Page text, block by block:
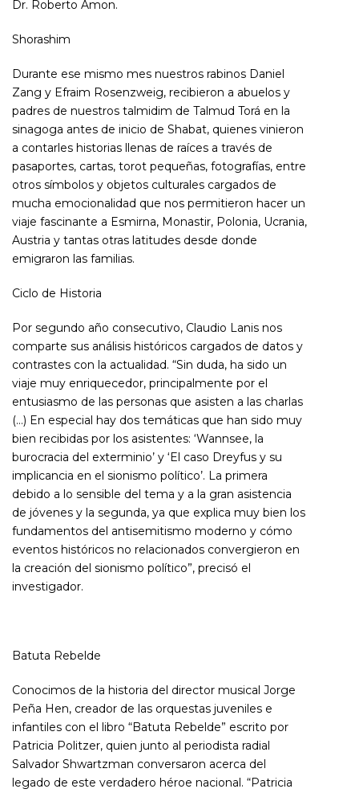
Dr. Roberto Amon.
Shorashim
Durante ese mismo mes nuestros rabinos Daniel
Zang y Efraim Rosenzweig, recibieron a abuelos y
padres de nuestros talmidim de Talmud Torá en la
sinagoga antes de inicio de Shabat, quienes vinieron
a contarles historias llenas de raíces a través de
pasaportes, cartas, torot pequeñas, fotografías, entre
otros símbolos y objetos culturales cargados de
mucha emocionalidad que nos permitieron hacer un
viaje fascinante a Esmirna, Monastir, Polonia, Ucrania,
Austria y tantas otras latitudes desde donde
emigraron las familias.
Ciclo de Historia
Por segundo año consecutivo, Claudio Lanis nos
comparte sus análisis históricos cargados de datos y
contrastes con la actualidad. “Sin duda, ha sido un
viaje muy enriquecedor, principalmente por el
entusiasmo de las personas que asisten a las charlas
(…) En especial hay dos temáticas que han sido muy
bien recibidas por los asistentes: ‘Wannsee, la
burocracia del exterminio’ y ‘El caso Dreyfus y su
implicancia en el sionismo político’. La primera
debido a lo sensible del tema y a la gran asistencia
de jóvenes y la segunda, ya que explica muy bien los
fundamentos del antisemitismo moderno y cómo
eventos históricos no relacionados convergieron en
la creación del sionismo político”, precisó el
investigador.
Batuta Rebelde
Conocimos de la historia del director musical Jorge
Peña Hen, creador de las orquestas juveniles e
infantiles con el libro “Batuta Rebelde” escrito por
Patricia Politzer, quien junto al periodista radial
Salvador Shwartzman conversaron acerca del
legado de este verdadero héroe nacional. “Patricia